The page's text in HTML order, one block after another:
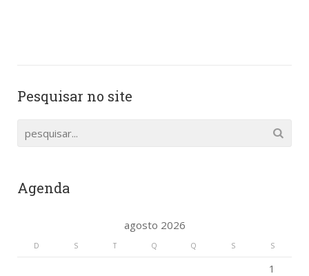
Pesquisar no site
Agenda
agosto 2026
D S T Q Q S S
1